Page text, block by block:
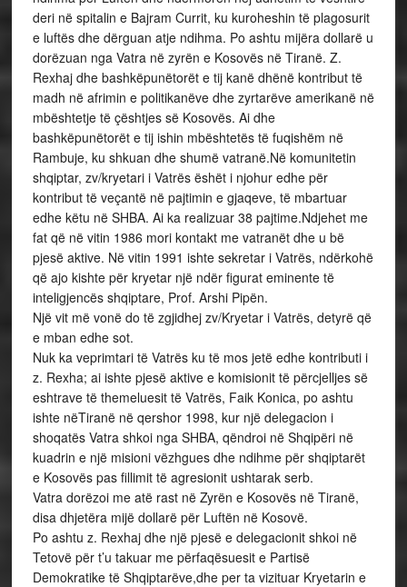
deri në spitalin e Bajram Currit, ku kuroheshin të plagosurit
e luftës dhe dërguan atje ndihma. Po ashtu mijëra dollarë u
dorëzuan nga Vatra në zyrën e Kosovës në Tiranë. Z.
Rexhaj dhe bashkëpunëtorët e tij kanë dhënë kontribut të
madh në afrimin e politikanëve dhe zyrtarëve amerikanë në
mbështetje të çështjes së Kosovës. Ai dhe
bashkëpunëtorët e tij ishin mbështetës të fuqishëm në
Rambuje, ku shkuan dhe shumë vatranë.Në komunitetin
shqiptar, zv/kryetari i Vatrës ëshët i njohur edhe për
kontribut të veçantë në pajtimin e gjaqeve, të mbartuar
edhe këtu në SHBA. Ai ka realizuar 38 pajtime.Ndjehet me
fat që në vitin 1986 mori kontakt me vatranët dhe u bë
pjesë aktive. Në vitin 1991 ishte sekretar i Vatrës, ndërkohë
që ajo kishte për kryetar një ndër figurat eminente të
inteligjencës shqiptare, Prof. Arshi Pipën.
Një vit më vonë do të zgjidhej zv/Kryetar i Vatrës, detyrë që
e mban edhe sot.
Nuk ka veprimtari të Vatrës ku të mos jetë edhe kontributi i
z. Rexha; ai ishte pjesë aktive e komisionit të përcjelljes së
eshtrave të themeluesit të Vatrës, Faik Konica, po ashtu
ishte nëTiranë në qershor 1998, kur një delegacion i
shoqatës Vatra shkoi nga SHBA, qëndroi në Shqipëri në
kuadrin e një misioni vëzhgues dhe ndihme për shqiptarët
e Kosovës pas fillimit të agresionit ushtarak serb.
Vatra dorëzoi me atë rast në Zyrën e Kosovës në Tiranë,
disa dhjetëra mijë dollarë për Luftën në Kosovë.
Po ashtu z. Rexhaj dhe një pjesë e delegacionit shkoi në
Tetovë për t’u takuar me përfaqësuesit e Partisë
Demokratike të Shqiptarëve,dhe per ta vizituar Kryetarin e